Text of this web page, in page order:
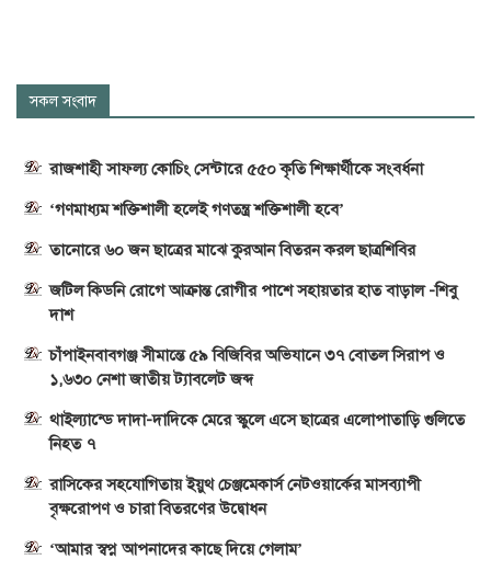
সকল সংবাদ
রাজশাহী সাফল্য কোচিং সেন্টারে ৫৫০ কৃতি শিক্ষার্থীকে সংবর্ধনা
‘গণমাধ্যম শক্তিশালী হলেই গণতন্ত্র শক্তিশালী হবে’
তানোরে ৬০ জন ছাত্রের মাঝে কুরআন বিতরন করল ছাত্রশিবির
জটিল কিডনি রোগে আক্রান্ত রোগীর পাশে সহায়তার হাত বাড়াল -শিবু
দাশ
চাঁপাইনবাবগঞ্জ সীমান্তে ৫৯ বিজিবির অভিযানে ৩৭ বোতল সিরাপ ও
১,৬৩০ নেশা জাতীয় ট্যাবলেট জব্দ
থাইল্যান্ডে দাদা-দাদিকে মেরে স্কুলে এসে ছাত্রের এলোপাতাড়ি গুলিতে
নিহত ৭
রাসিকের সহযোগিতায় ইয়ুথ চেঞ্জমেকার্স নেটওয়ার্কের মাসব্যাপী
বৃক্ষরোপণ ও চারা বিতরণের উদ্বোধন
‘আমার স্বপ্ন আপনাদের কাছে দিয়ে গেলাম’